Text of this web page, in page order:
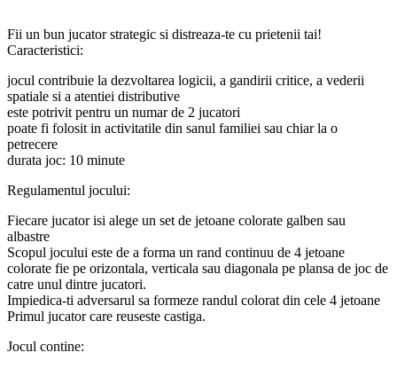
Fii un bun jucator strategic si distreaza-te cu prietenii tai!
Caracteristici:
jocul contribuie la dezvoltarea logicii, a gandirii critice, a vederii
spatiale si a atentiei distributive
este potrivit pentru un numar de 2 jucatori
poate fi folosit in activitatile din sanul familiei sau chiar la o
petrecere
durata joc: 10 minute
Regulamentul jocului:
Fiecare jucator isi alege un set de jetoane colorate galben sau
albastre
Scopul jocului este de a forma un rand continuu de 4 jetoane
colorate fie pe orizontala, verticala sau diagonala pe plansa de joc de
catre unul dintre jucatori.
Impiedica-ti adversarul sa formeze randul colorat din cele 4 jetoane
Primul jucator care reuseste castiga.
Jocul contine: